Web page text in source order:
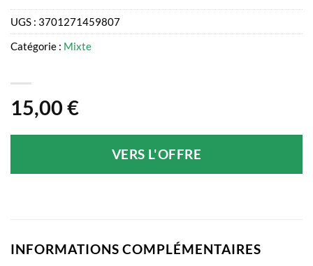
15,00 €
VERS L'OFFRE
UGS : 3701271459807
Catégorie : Mixte
INFORMATIONS COMPLÉMENTAIRES